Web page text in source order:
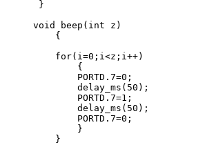
}
void beep(int z)
{
for(i=0;i<z;i++)
{
PORTD.7=0;
delay_ms(50);
PORTD.7=1;
delay_ms(50);
PORTD.7=0;
}
}